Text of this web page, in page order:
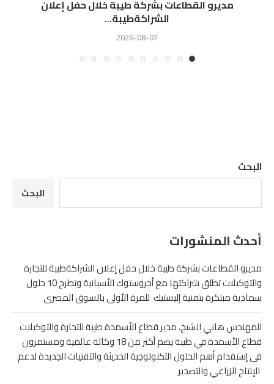
مديرو القطاعات بشركة طيبة خلال حفل إعلان
الشراكةطيبة...
2026-08-07
البحث
البحث
أحدث المنشورات
مديرو القطاعات بشركة طيبة خلال حفل إعلان الشراكةطيبة للتجارة
والتوكيلات تطلق شراكتها مع أجروستوك الأسبانية وتطرح 10 حلول
سمادية مبتكرة بتفنية إليستيك للمرة الأولى بالسوق المصرى
المهندس هاني الشيخ، مدير قطاع الأسمدة طيبة للتجارة والتوكيلات
قطاع الأسمدة في طيبة يضم أكثر من 18 وكالة عالمية ومستمرون
فى إستقدام أهم الحلول التكنولوجية الحديثة والتقنيات الجديدة لدعم
الإنتاج الزراعي والتصدير